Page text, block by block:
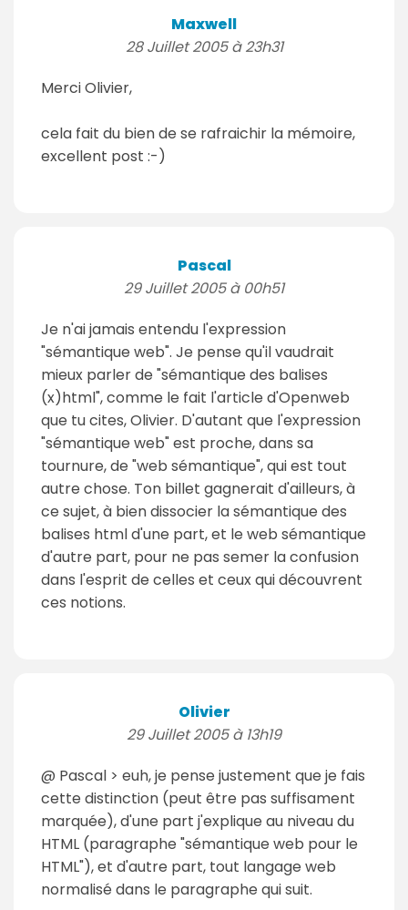
Maxwell
28 Juillet 2005 à 23h31
Merci Olivier,
cela fait du bien de se rafraichir la mémoire,
excellent post :-)
Pascal
29 Juillet 2005 à 00h51
Je n'ai jamais entendu l'expression
"sémantique web". Je pense qu'il vaudrait
mieux parler de "sémantique des balises
(x)html", comme le fait l'article d'Openweb
que tu cites, Olivier. D'autant que l'expression
"sémantique web" est proche, dans sa
tournure, de "web sémantique", qui est tout
autre chose. Ton billet gagnerait d'ailleurs, à
ce sujet, à bien dissocier la sémantique des
balises html d'une part, et le web sémantique
d'autre part, pour ne pas semer la confusion
dans l'esprit de celles et ceux qui découvrent
ces notions.
Olivier
29 Juillet 2005 à 13h19
@ Pascal > euh, je pense justement que je fais
cette distinction (peut être pas suffisament
marquée), d'une part j'explique au niveau du
HTML (paragraphe "sémantique web pour le
HTML"), et d'autre part, tout langage web
normalisé dans le paragraphe qui suit.